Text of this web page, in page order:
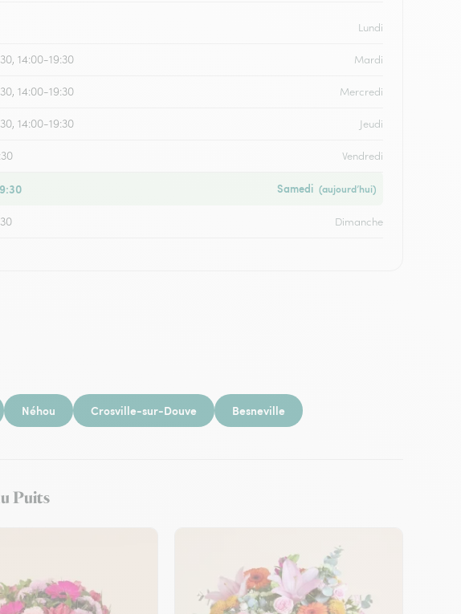
Lundi
14:00-19:30 Mardi
14:00-19:30 Mercredi
14:00-19:30 Jeudi
Vendredi
Samedi (aujourd’hui)
Dimanche
Néhou Crosville-sur-Douve Besneville
Puits